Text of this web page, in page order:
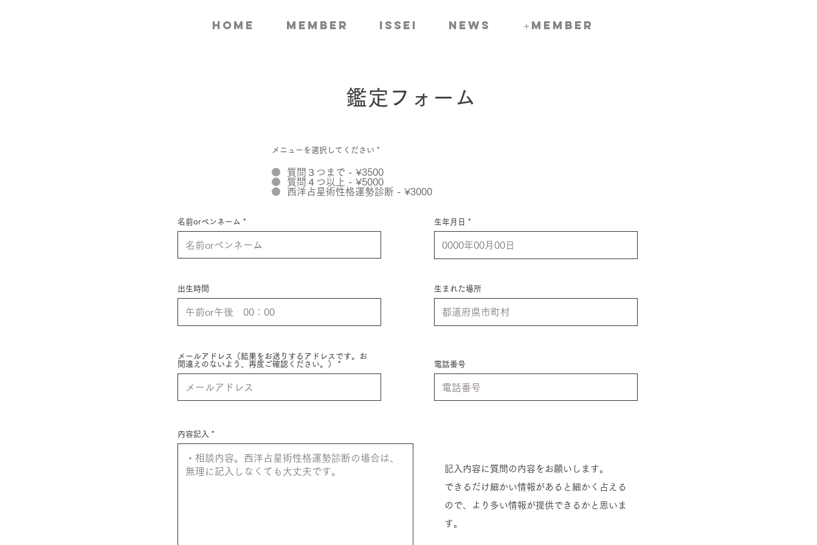
home member ISSEI news ＋member
メニューを選択してください *
質問３つまで - ¥3500
質問４つ以上 - ¥5000
西洋占星術性格運勢診断 - ¥3000
名前orペンネーム
出生時間
メールアドレス（結果をお送りするアドレスです。お
間違えのないよう、再度ご確認ください。）
生年月日
生まれた場所
電話番号
内容記入
記入内容に質問の内容をお願いします。
​できるだけ細かい情報があると細かく占える
ので、より多い情報が提供できるかと思いま
す。
鑑定フォーム